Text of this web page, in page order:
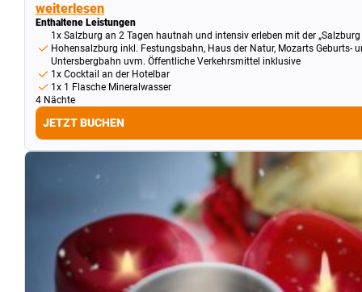
weiterlesen
Enthaltene Leistungen
1x Salzburg an 2 Tagen hautnah und intensiv erleben mit der
Hohensalzburg inkl. Festungsbahn, Haus der Natur, Mozarts Geburts-
Untersbergbahn uvm. Öffentliche Verkehrsmittel inklusive
1x Cocktail an der Hotelbar
1x 1 Flasche Mineralwasser
4 Nächte
JETZT BUCHEN